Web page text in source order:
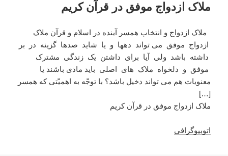
ملاک ازدواج موفق در قرآن کریم
ملاک ازدواج و انتخاب همسر آینده در اسلام و قرآن ملاک
ازدواج موفق می تواند دهها و یا شاید صدها گزینه در بر
داشته باشد ولی آیا برای داشتن یک زندگی مشترک
موفق و دلخواه ملاک های اصلی باید مادی باشند یا
معنویات هم می تواند دخیل باشد؟ با توجّه به اهمیّتی که همسر
[…]
ملاک ازدواج موفق در قرآن کریم
اتوبیوگرافی